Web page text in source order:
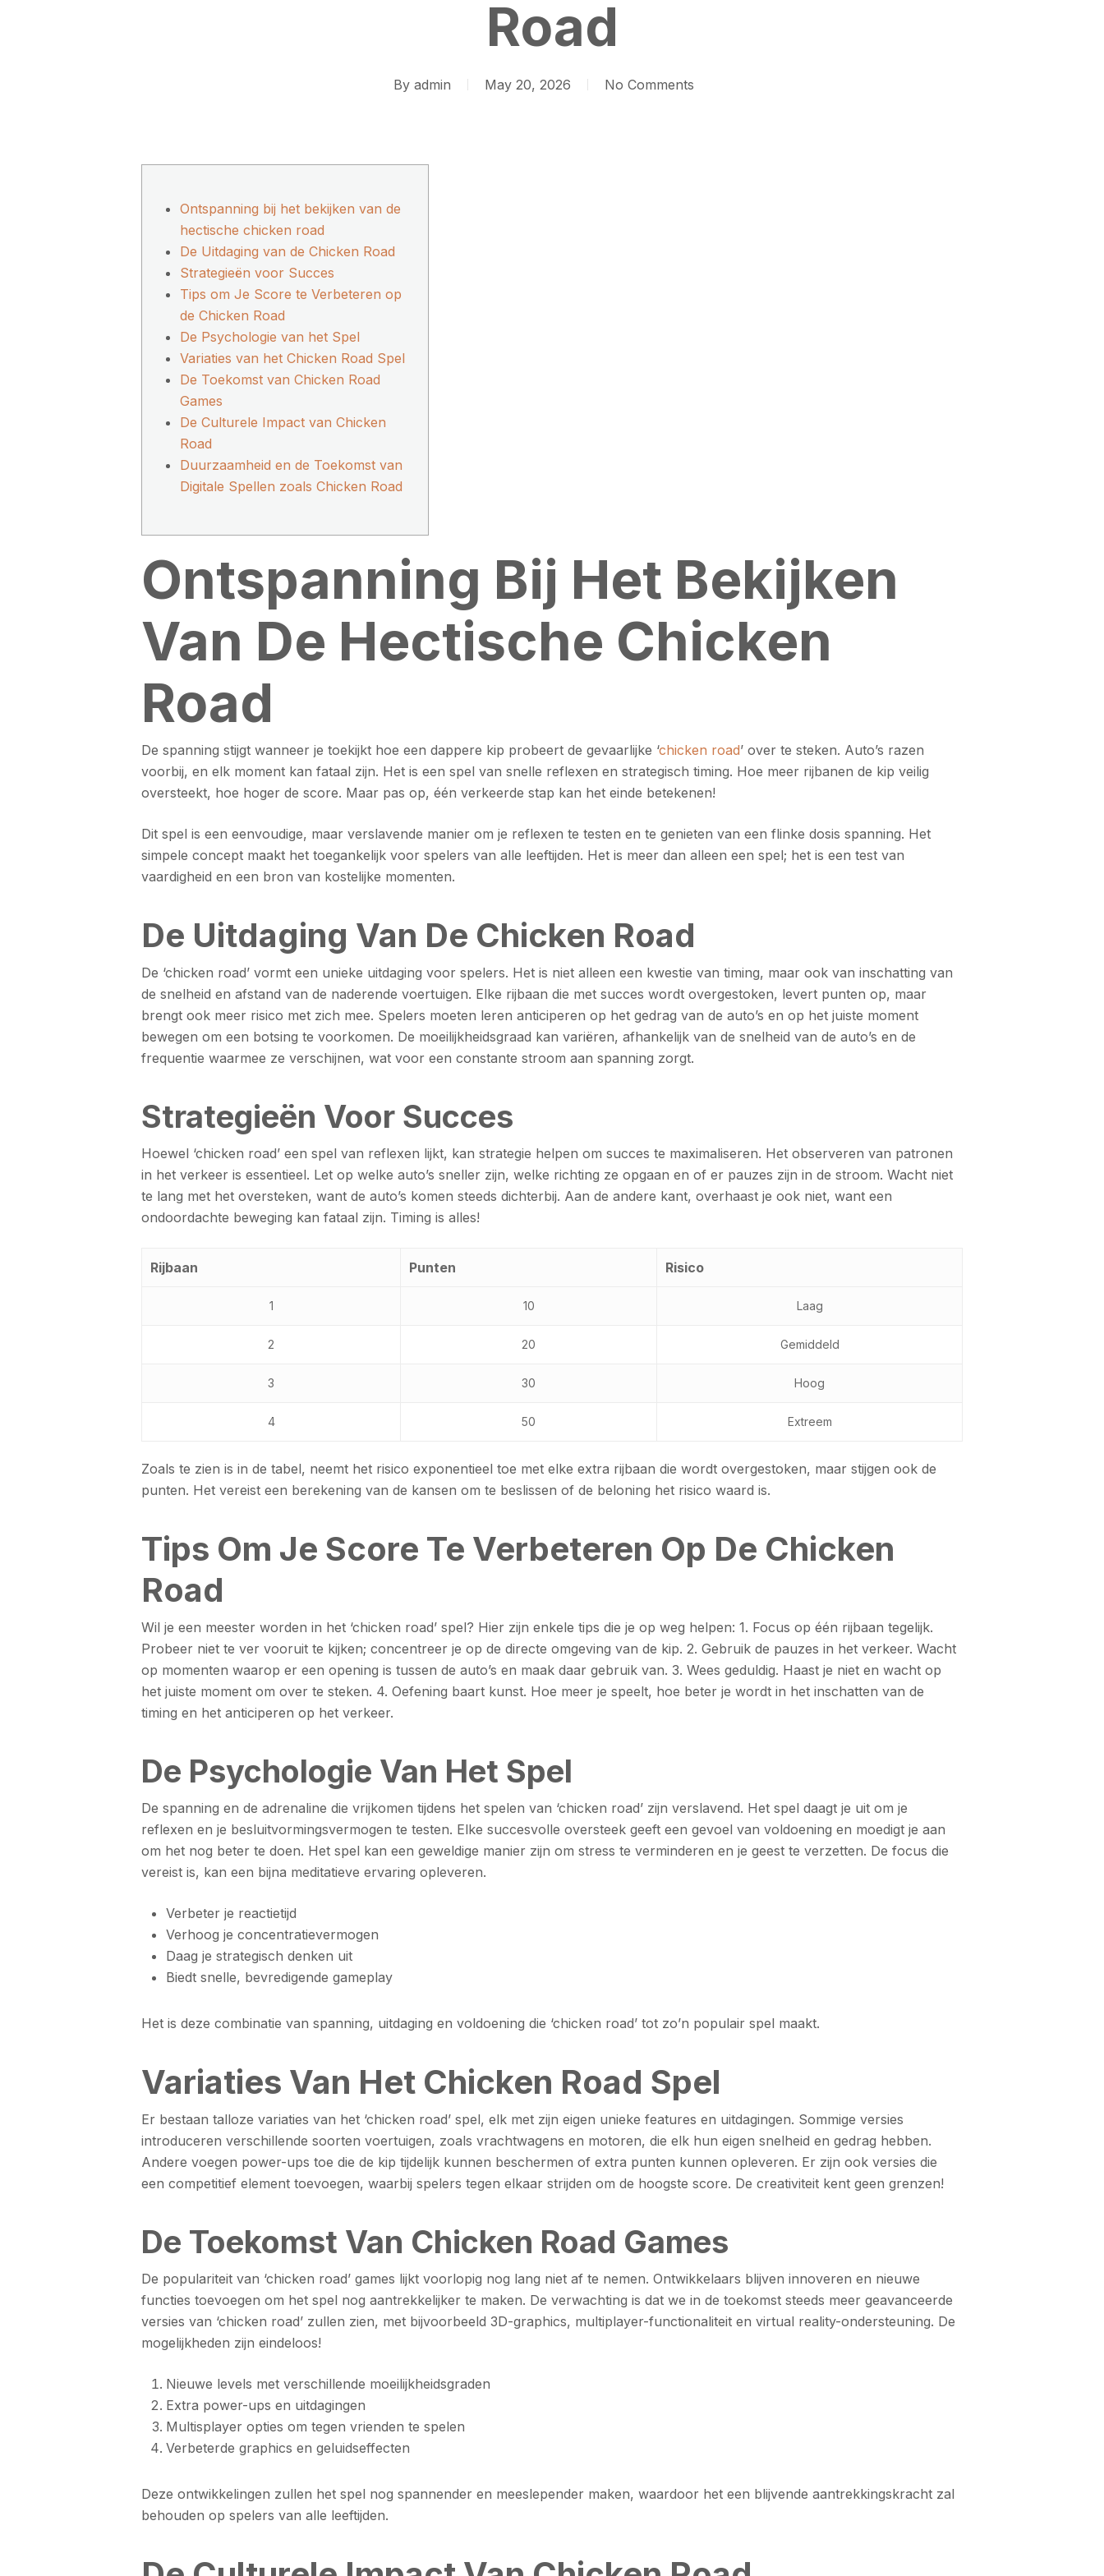
Road
By admin May 20, 2026 No Comments
Ontspanning bij het bekijken van de
hectische chicken road
De Uitdaging van de Chicken Road
Strategieën voor Succes
Tips om Je Score te Verbeteren op
de Chicken Road
De Psychologie van het Spel
Variaties van het Chicken Road Spel
De Toekomst van Chicken Road
Games
De Culturele Impact van Chicken
Road
Duurzaamheid en de Toekomst van
Digitale Spellen zoals Chicken Road
Ontspanning Bij Het Bekijken
Van De Hectische Chicken
Road
De spanning stijgt wanneer je toekijkt hoe een dappere kip probeert de gevaarlijke ‘chicken road’ over te steken. Auto’s razen
voorbij, en elk moment kan fataal zijn. Het is een spel van snelle reflexen en strategisch timing. Hoe meer rijbanen de kip veilig
oversteekt, hoe hoger de score. Maar pas op, één verkeerde stap kan het einde betekenen!
Dit spel is een eenvoudige, maar verslavende manier om je reflexen te testen en te genieten van een flinke dosis spanning. Het
simpele concept maakt het toegankelijk voor spelers van alle leeftijden. Het is meer dan alleen een spel; het is een test van
vaardigheid en een bron van kostelijke momenten.
De Uitdaging Van De Chicken Road
De ‘chicken road’ vormt een unieke uitdaging voor spelers. Het is niet alleen een kwestie van timing, maar ook van inschatting van
de snelheid en afstand van de naderende voertuigen. Elke rijbaan die met succes wordt overgestoken, levert punten op, maar
brengt ook meer risico met zich mee. Spelers moeten leren anticiperen op het gedrag van de auto’s en op het juiste moment
bewegen om een botsing te voorkomen. De moeilijkheidsgraad kan variëren, afhankelijk van de snelheid van de auto’s en de
frequentie waarmee ze verschijnen, wat voor een constante stroom aan spanning zorgt.
Strategieën Voor Succes
Hoewel ‘chicken road’ een spel van reflexen lijkt, kan strategie helpen om succes te maximaliseren. Het observeren van patronen
in het verkeer is essentieel. Let op welke auto’s sneller zijn, welke richting ze opgaan en of er pauzes zijn in de stroom. Wacht niet
te lang met het oversteken, want de auto’s komen steeds dichterbij. Aan de andere kant, overhaast je ook niet, want een
ondoordachte beweging kan fataal zijn. Timing is alles!
Rijbaan Punten Risico
1 10 Laag
2 20 Gemiddeld
3 30 Hoog
4 50 Extreem
Zoals te zien is in de tabel, neemt het risico exponentieel toe met elke extra rijbaan die wordt overgestoken, maar stijgen ook de
punten. Het vereist een berekening van de kansen om te beslissen of de beloning het risico waard is.
Tips Om Je Score Te Verbeteren Op De Chicken
Road
Wil je een meester worden in het ‘chicken road’ spel? Hier zijn enkele tips die je op weg helpen: 1. Focus op één rijbaan tegelijk.
Probeer niet te ver vooruit te kijken; concentreer je op de directe omgeving van de kip. 2. Gebruik de pauzes in het verkeer. Wacht
op momenten waarop er een opening is tussen de auto’s en maak daar gebruik van. 3. Wees geduldig. Haast je niet en wacht op
het juiste moment om over te steken. 4. Oefening baart kunst. Hoe meer je speelt, hoe beter je wordt in het inschatten van de
timing en het anticiperen op het verkeer.
De Psychologie Van Het Spel
De spanning en de adrenaline die vrijkomen tijdens het spelen van ‘chicken road’ zijn verslavend. Het spel daagt je uit om je
reflexen en je besluitvormingsvermogen te testen. Elke succesvolle oversteek geeft een gevoel van voldoening en moedigt je aan
om het nog beter te doen. Het spel kan een geweldige manier zijn om stress te verminderen en je geest te verzetten. De focus die
vereist is, kan een bijna meditatieve ervaring opleveren.
Verbeter je reactietijd
Verhoog je concentratievermogen
Daag je strategisch denken uit
Biedt snelle, bevredigende gameplay
Het is deze combinatie van spanning, uitdaging en voldoening die ‘chicken road’ tot zo’n populair spel maakt.
Variaties Van Het Chicken Road Spel
Er bestaan talloze variaties van het ‘chicken road’ spel, elk met zijn eigen unieke features en uitdagingen. Sommige versies
introduceren verschillende soorten voertuigen, zoals vrachtwagens en motoren, die elk hun eigen snelheid en gedrag hebben.
Andere voegen power-ups toe die de kip tijdelijk kunnen beschermen of extra punten kunnen opleveren. Er zijn ook versies die
een competitief element toevoegen, waarbij spelers tegen elkaar strijden om de hoogste score. De creativiteit kent geen grenzen!
De Toekomst Van Chicken Road Games
De populariteit van ‘chicken road’ games lijkt voorlopig nog lang niet af te nemen. Ontwikkelaars blijven innoveren en nieuwe
functies toevoegen om het spel nog aantrekkelijker te maken. De verwachting is dat we in de toekomst steeds meer geavanceerde
versies van ‘chicken road’ zullen zien, met bijvoorbeeld 3D-graphics, multiplayer-functionaliteit en virtual reality-ondersteuning. De
mogelijkheden zijn eindeloos!
Nieuwe levels met verschillende moeilijkheidsgraden
Extra power-ups en uitdagingen
Multisplayer opties om tegen vrienden te spelen
Verbeterde graphics en geluidseffecten
Deze ontwikkelingen zullen het spel nog spannender en meeslepender maken, waardoor het een blijvende aantrekkingskracht zal
behouden op spelers van alle leeftijden.